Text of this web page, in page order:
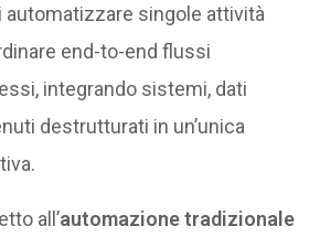
automatizzare singole attività
end-to-end flussi
integrando sistemi, dati
destrutturati in un’unica
all’automazione tradizionale